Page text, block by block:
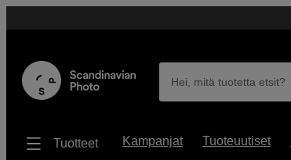
Hei, mitä tuotetta etsit?
Tuotteet Kampanjat Tuoteuutiset